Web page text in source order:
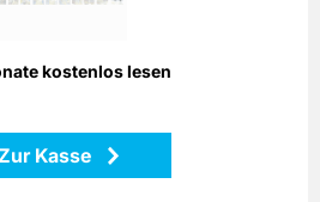
kostenlos lesen
Kasse